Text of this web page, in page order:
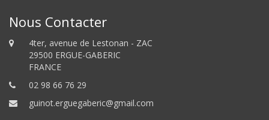
Nous Contacter
4ter, avenue de Lestonan - ZAC
29500 ERGUE-GABERIC
FRANCE
02 98 66 76 29
guinot.erguegaberic@gmail.com